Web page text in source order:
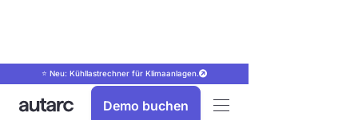
⭐ Neu: Kühllastrechner für Klimaanlagen.
Demo buchen